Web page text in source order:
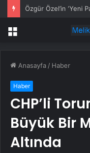
Özgür Özel’in ‘Yeni
Menü
Anasayfa / Haber
Haber
CHP’li
Büyük Bir
Altında